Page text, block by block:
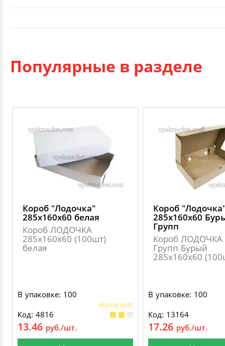
Популярные в разделе
Короб "Лодочка"
285х160х60 белая
Короб ЛОДОЧКА
285х160х60 (100шт)
белая
В упаковке: 100
Наличие:
Код: 4816
13.46 руб./шт.
Короб
285х160х60
Групп
Короб ЛОДОЧКА
Групп Бурый
285х160х60
В упаковке: 100
Код: 13164
17.26 руб./шт.